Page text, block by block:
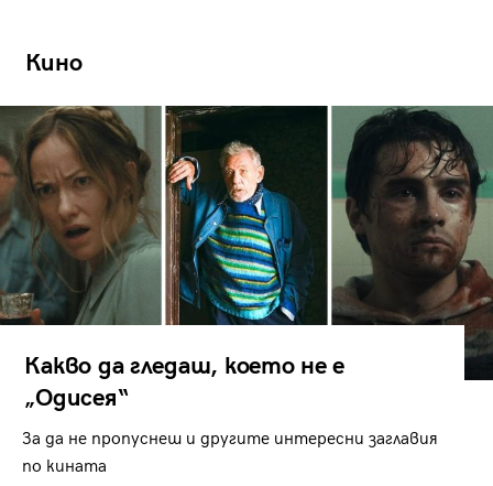
Кино
Какво да гледаш, което не е
„Одисея“
За да не пропуснеш и другите интересни заглавия
по кината